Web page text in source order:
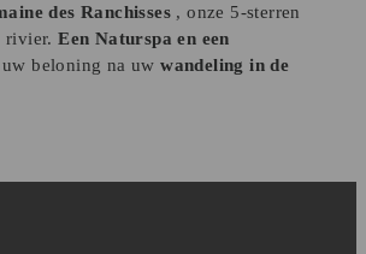
des Ranchisses , onze 5-sterren
rivier.Een Naturspa en een
beloning na uwwandeling in de